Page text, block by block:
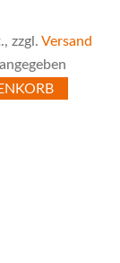
zzgl. Versand